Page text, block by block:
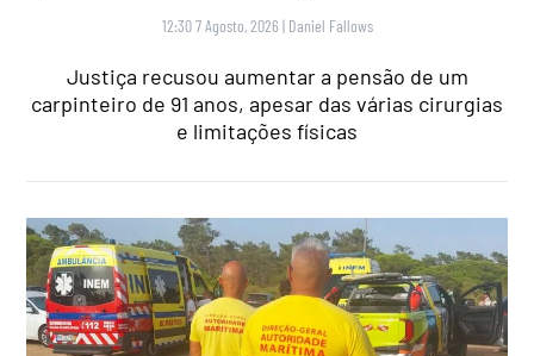
12:30 7 Agosto, 2026 | Daniel Fallows
Justiça recusou aumentar a pensão de um
carpinteiro de 91 anos, apesar das várias cirurgias
e limitações físicas